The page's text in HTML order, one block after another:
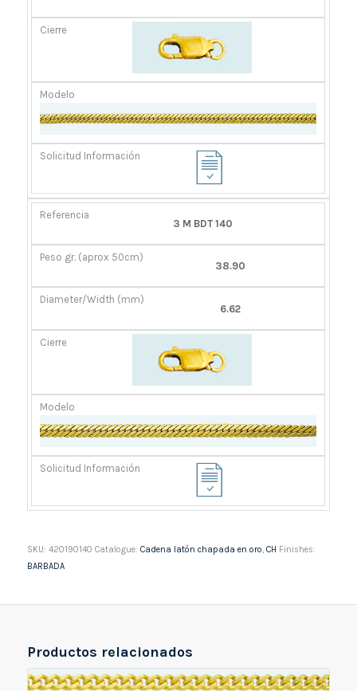
3 M BDT 140
38.90
6.62
SKU: 420190140 Catalogue: Cadena latón chapada en oro CH Finishes:
BARBADA
Productos relacionados